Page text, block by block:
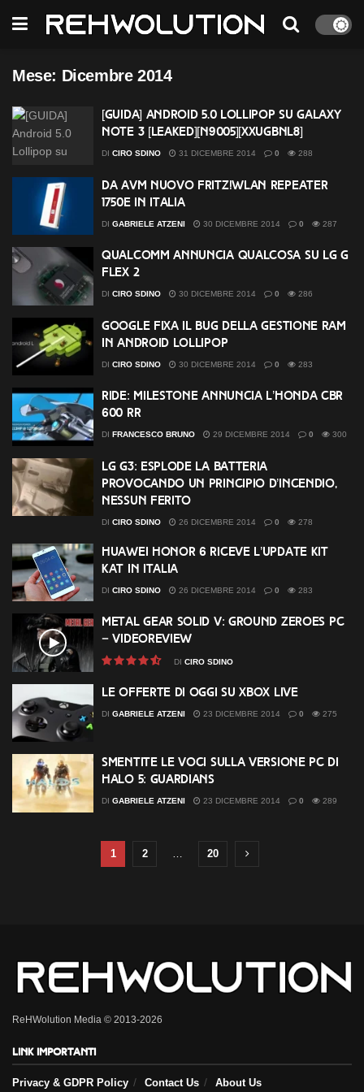
Mese: Dicembre 2014
[GUIDA] Android 5.0 Lollipop su Galaxy
Note 3 [LEAKED][N9005][XXUGBNL8]
DI CIRO SDINO 31 DICEMBRE 2014 0 288
Da AVM nuovo FRITZ!WLAN Repeater
1750E in Italia
DI GABRIELE ATZENI 30 DICEMBRE 2014 0 287
Qualcomm annuncia qualcosa su LG G
Flex 2
DI CIRO SDINO 30 DICEMBRE 2014 0 286
Google fixa il bug della gestione ram
in Android Lollipop
DI CIRO SDINO 30 DICEMBRE 2014 0 283
Ride: Milestone annuncia l’Honda CBR
600 RR
DI FRANCESCO BRUNO 29 DICEMBRE 2014 0 300
LG G3: esplode la batteria
provocando un principio d’incendio,
nessun ferito
DI CIRO SDINO 26 DICEMBRE 2014 0 278
Huawei Honor 6 riceve l’update Kit
Kat in Italia
DI CIRO SDINO 26 DICEMBRE 2014 0 283
Metal Gear Solid V: Ground Zeroes PC
– Videoreview
DI CIRO SDINO
Le offerte di oggi su Xbox Live
DI GABRIELE ATZENI 23 DICEMBRE 2014 0 275
Smentite le voci sulla versione PC di
Halo 5: Guardians
DI GABRIELE ATZENI 23 DICEMBRE 2014 0 289
1 2 20
ReHWolution Media © 2013-2026
Link importanti
Privacy & GDPR Policy Contact Us About Us